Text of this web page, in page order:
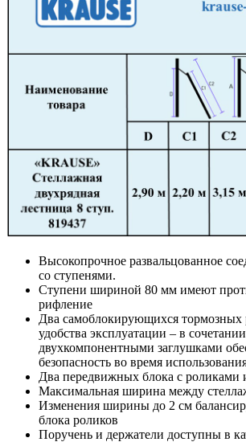
Высокопрочное развальцованное
со ступенями.
Ступени шириной 80 мм имеют
рифление
Два самоблокирующихся тормозных
удобства эксплуатации – в
двухкомпонентными заглушками
безопасность во время
Два передвижных блока с
Максимальная ширина между
Изменения ширины до 2 см
блока роликов
Поручень и держатели доступны в